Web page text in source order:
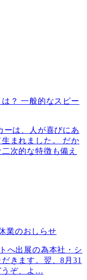
？ 一般的なスピー
ーは、人が喜びにあ
まれました。 だか
次的な特徴も備え
業のおしらせ
へ出展の為本社・シ
きます。翌、8月31
ぞ、よ …